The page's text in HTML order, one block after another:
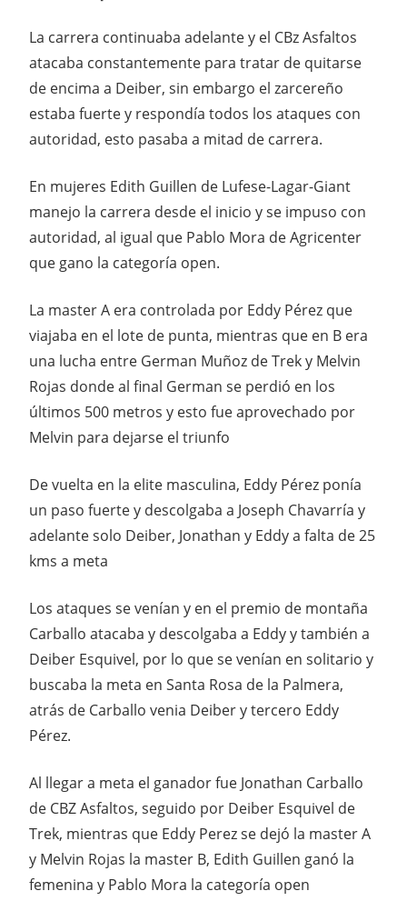
La carrera continuaba adelante y el CBz Asfaltos
atacaba constantemente para tratar de quitarse
de encima a Deiber, sin embargo el zarcereño
estaba fuerte y respondía todos los ataques con
autoridad, esto pasaba a mitad de carrera.
En mujeres Edith Guillen de Lufese-Lagar-Giant
manejo la carrera desde el inicio y se impuso con
autoridad, al igual que Pablo Mora de Agricenter
que gano la categoría open.
La master A era controlada por Eddy Pérez que
viajaba en el lote de punta, mientras que en B era
una lucha entre German Muñoz de Trek y Melvin
Rojas donde al final German se perdió en los
últimos 500 metros y esto fue aprovechado por
Melvin para dejarse el triunfo
De vuelta en la elite masculina, Eddy Pérez ponía
un paso fuerte y descolgaba a Joseph Chavarría y
adelante solo Deiber, Jonathan y Eddy a falta de 25
kms a meta
Los ataques se venían y en el premio de montaña
Carballo atacaba y descolgaba a Eddy y también a
Deiber Esquivel, por lo que se venían en solitario y
buscaba la meta en Santa Rosa de la Palmera,
atrás de Carballo venia Deiber y tercero Eddy
Pérez.
Al llegar a meta el ganador fue Jonathan Carballo
de CBZ Asfaltos, seguido por Deiber Esquivel de
Trek, mientras que Eddy Perez se dejó la master A
y Melvin Rojas la master B, Edith Guillen ganó la
femenina y Pablo Mora la categoría open